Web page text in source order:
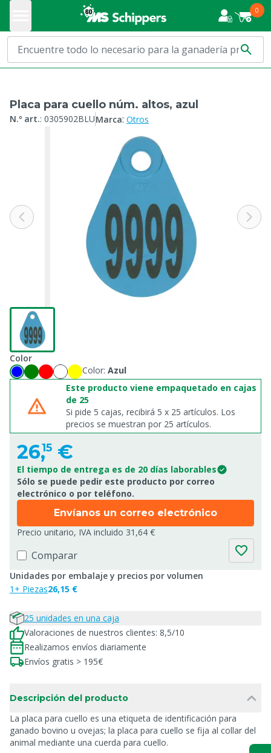
0
Placa para cuello núm. altos, azul
N.º art.: 0305902BLUMarca: Otros
Color
Color: Azul
Este producto viene empaquetado en cajas
de 25
Si pide 5 cajas, recibirá 5 x 25 artículos. Los
precios se muestran por 25 artículos.
26,15 €
El tiempo de entrega es de 20 días laborables
Sólo se puede pedir este producto por correo
electrónico o por teléfono.
Envíanos un correo electrónico
Precio unitario, IVA incluido 31,64 €
Comparar
Unidades por embalaje y precios por volumen
1+ Piezas26,15 €
25 unidades en una caja
Valoraciones de nuestros clientes: 8,5/10
Realizamos envíos diariamente
Envíos gratis > 195€
Descripción del producto
La placa para cuello es una etiqueta de identificación para
ganado bovino u ovejas; la placa para cuello se fija al collar del
animal mediante una cuerda para cuello.